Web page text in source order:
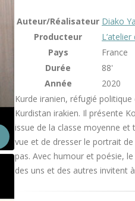
Auteur/Réalisateur Diako
Producteur
Pays
France
Durée
88'
Année
2020
Kurde iranien, réfugié
Kurdistan irakien. Il présente
issue de la classe moyenne et
vue et de dresser le portrait
pas. Avec humour et poésie,
des uns et des autres invitent